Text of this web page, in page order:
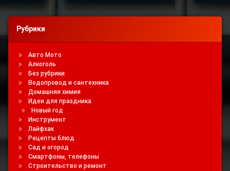
Рубрики
Авто Мото
Алкоголь
Без рубрики
Водопровод и сантехника
Домашняя химия
Идеи для праздника
Новый год
Инструмент
Лайфхак
Рецепты блюд
Сад и огород
Смартфоны, телефоны
Строительство и ремонт